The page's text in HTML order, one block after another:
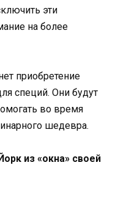
эти
на более
приобретение
специй. Они будут
во время
шедевра.
из «окна» своей